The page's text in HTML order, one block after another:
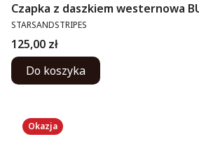
Czapka z daszkiem westernowa
PRODUCENT
STARSANDSTRIPES
Cena
125,00 zł
Do koszyka
Okazja